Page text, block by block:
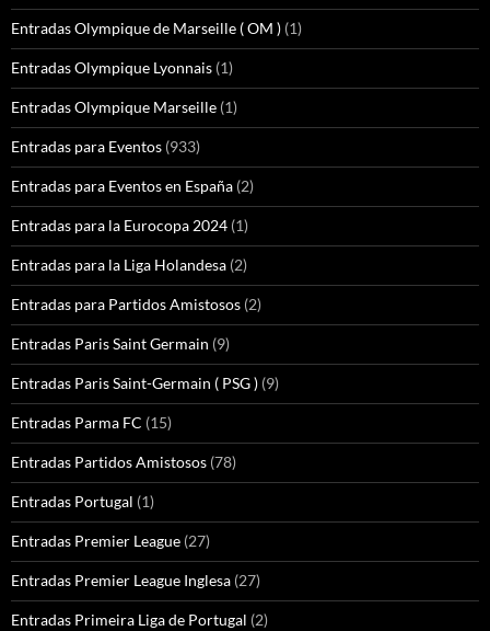
Entradas Olympique de Marseille ( OM ) (1)
Entradas Olympique Lyonnais (1)
Entradas Olympique Marseille (1)
Entradas para Eventos (933)
Entradas para Eventos en España (2)
Entradas para la Eurocopa 2024 (1)
Entradas para la Liga Holandesa (2)
Entradas para Partidos Amistosos (2)
Entradas Paris Saint Germain (9)
Entradas Paris Saint-Germain ( PSG ) (9)
Entradas Parma FC (15)
Entradas Partidos Amistosos (78)
Entradas Portugal (1)
Entradas Premier League (27)
Entradas Premier League Inglesa (27)
Entradas Primeira Liga de Portugal (2)